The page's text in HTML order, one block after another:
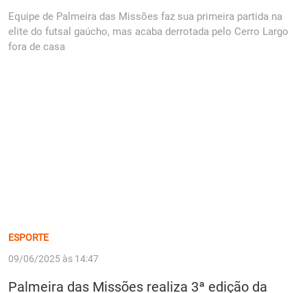
Equipe de Palmeira das Missões faz sua primeira partida na
elite do futsal gaúcho, mas acaba derrotada pelo Cerro Largo
fora de casa
ESPORTE
09/06/2025 às 14:47
Palmeira das Missões realiza 3ª edição da